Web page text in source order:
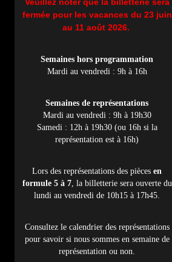
fermée pour les vacances du 23 juin
au 11 août 2026.
Semaines hors programmation
Mardi au vendredi : 9h à 16h
Semaines de représentations
Mardi au vendredi : 9h à 19h30
Samedi : 12h à 19h30 (ou 16h si la
représentation est à 16h)
Lors des représentations des pièces en
formule 5 à 7, la billetterie sera ouverte du
lundi au vendredi de 10h15 à 17h45.
Consultez le calendrier des représentations
pour savoir si nous sommes en semaine de
représentation ou non.